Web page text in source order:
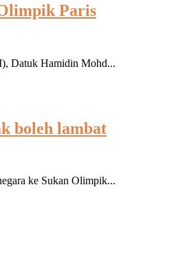
Paris
Datuk Hamidin Mohd...
boleh lambat
ke Sukan Olimpik...